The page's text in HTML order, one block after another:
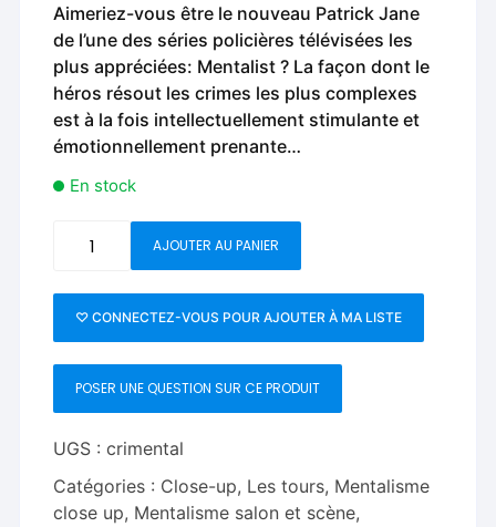
Aimeriez-vous être le nouveau Patrick Jane
de l’une des séries policières télévisées les
plus appréciées: Mentalist ? La façon dont le
héros résout les crimes les plus complexes
est à la fois intellectuellement stimulante et
émotionnellement prenante…
En stock
Mental
AJOUTER AU PANIER
♡ CONNECTEZ-VOUS POUR AJOUTER À MA LISTE
POSER UNE QUESTION SUR CE PRODUIT
UGS :crimental
Catégories : Close-up, Les tours, Mentalisme
close up, Mentalisme salon et scène,